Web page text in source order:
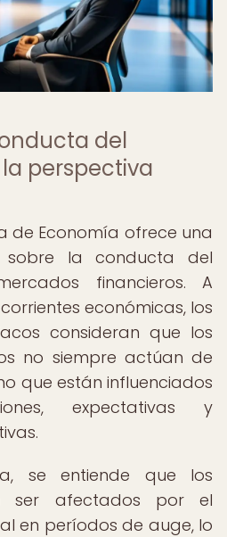
del
perspectiva
de Economía ofrece una
sobre la conducta del
financieros. A
económicas, los
consideran que los
no siempre actúan de
que están influenciados
expectativas y
se entiende que los
ser afectados por el
en períodos de auge, lo